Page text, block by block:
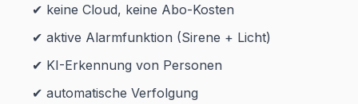
✔ keine Cloud, keine Abo-Kosten
✔ aktive Alarmfunktion (Sirene + Licht)
✔ KI-Erkennung von Personen
✔ automatische Verfolgung